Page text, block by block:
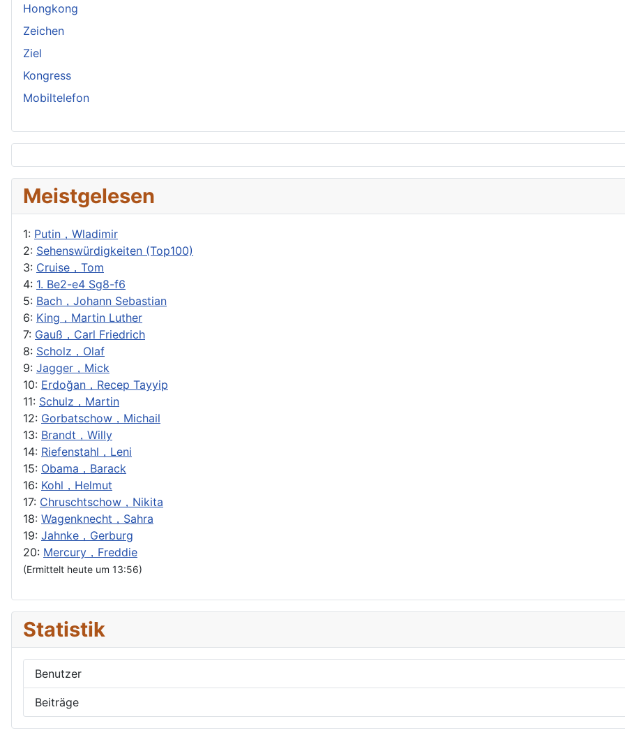
Hongkong
Zeichen
Ziel
Kongress
Mobiltelefon
Meistgelesen
1: Putin，Wladimir
2: Sehenswürdigkeiten (Top100)
3: Cruise，Tom
4: 1. Be2-e4 Sg8-f6
5: Bach，Johann Sebastian
6: King，Martin Luther
7: Gauß，Carl Friedrich
8: Scholz，Olaf
9: Jagger，Mick
10: Erdoğan，Recep Tayyip
11: Schulz，Martin
12: Gorbatschow，Michail
13: Brandt，Willy
14: Riefenstahl，Leni
15: Obama，Barack
16: Kohl，Helmut
17: Chruschtschow，Nikita
18: Wagenknecht，Sahra
19: Jahnke，Gerburg
20: Mercury，Freddie
(Ermittelt heute um 13:56)
Statistik
Benutzer
Beiträge